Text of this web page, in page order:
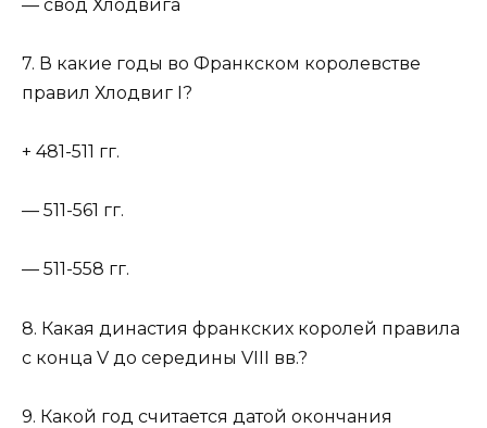
— свод Хлодвига
7. В какие годы во Франкском королевстве
правил Хлодвиг I?
+ 481-511 гг.
— 511-561 гг.
— 511-558 гг.
8. Какая династия франкских королей правила
с конца V до середины VIII вв.?
9. Какой год считается датой окончания